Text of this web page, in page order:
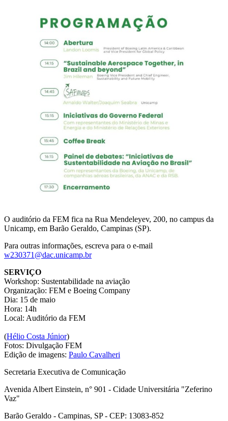
O auditório da FEM fica na Rua Mendeleyev, 200, no campus da
Unicamp, em Barão Geraldo, Campinas (SP).
Para outras informações, escreva para o e-mail
w230371@dac.unicamp.br
SERVIÇO
Workshop: Sustentabilidade na aviação
Organização: FEM e Boeing Company
Dia: 15 de maio
Hora: 14h
Local: Auditório da FEM
(Hélio Costa Júnior)
Fotos: Divulgação FEM
Edição de imagens: Paulo Cavalheri
Secretaria Executiva de Comunicação
Avenida Albert Einstein, n° 901 - Cidade Universitária "Zeferino
Vaz"
Barão Geraldo - Campinas, SP - CEP: 13083-852